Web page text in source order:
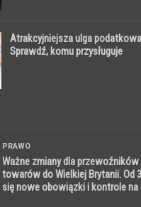
Atrakcyjniejsza ulga
Sprawdź, komu przysługuje
PRAWO
Ważne zmiany dla
towarów do Wielkiej Brytanii. Od
się nowe obowiązki i kontrole na